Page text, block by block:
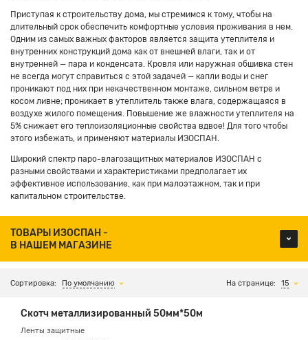
Приступая к строительству дома, мы стремимся к тому, чтобы на
длительный срок обеспечить комфортные условия проживания в нем.
Одним из самых важных факторов является защита утеплителя и
внутренних конструкций дома как от внешней влаги, так и от
внутренней — пара и конденсата. Кровля или наружная обшивка стен
не всегда могут справиться с этой задачей — капли воды и снег
проникают под них при некачественном монтаже, сильном ветре и
косом ливне; проникает в утеплитель также влага, содержащаяся в
воздухе жилого помещения. Повышение же влажности утеплителя на
5% снижает его теплоизоляционные свойства вдвое! Для того чтобы
этого избежать, и применяют материалы ИЗОСПАН.
Широкий спектр паро-влагозащитных материалов ИЗОСПАН с
разными свойствами и характеристиками предполагает их
эффективное использование, как при малоэтажном, так и при
капитальном строительстве.
ТОВАРЫ ИЗОСПАН -
В НАШЕМ МАГАЗИНЕ
Сортировка: По умолчанию На странице: 15
Скотч металлизированный 50мм*50м
Ленты защитные